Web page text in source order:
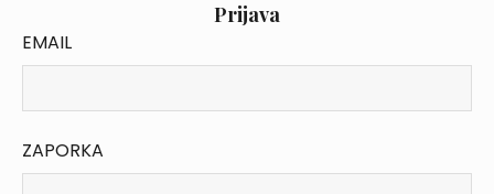
Prijava
EMAIL
ZAPORKA